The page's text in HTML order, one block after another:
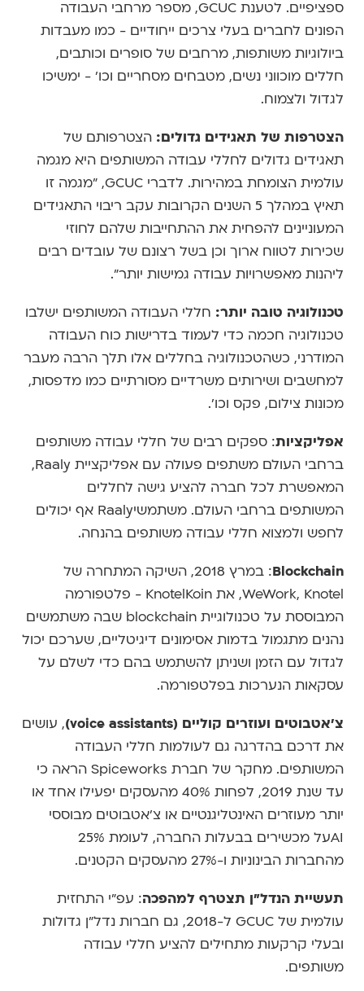
ספציפיים. לטענת GCUC, מספר מרחבי העבודה
הפונים לחברים בעלי צרכים ייחודיים - כמו מעבדות
ביולוגיות משותפות, מרחבים של סופרים וכותבים,
חללים מוכווני נשים, מטבחים מסחריים וכו' - ימשיכו
לגדול ולצמוח.
הצטרפות של תאגידים גדולים: הצטרפותם של
תאגידים גדולים לחללי עבודה המשותפים היא מגמה
עולמית הצומחת במהירות. לדברי GCUC, "מגמה זו
תאיץ במהלך 5 השנים הקרובות עקב ריבוי התאגידים
המעוניינים להפחית את ההתחייבות שלהם לחוזי
שכירות לטווח ארוך וכן בשל רצונם של עובדים רבים
ליהנות מאפשרויות עבודה גמישות יותר".
טכנולוגיה טובה יותר: חללי העבודה המשותפים ישלבו
טכנולוגיה חכמה כדי לעמוד בדרישות כוח העבודה
המודרני, כשהטכנולוגיה בחללים אלו תלך הרבה מעבר
למחשבים ושירותים משרדיים מסורתיים כמו מדפסות,
מכונות צילום, פקס וכו'.
אפליקציות: ספקים רבים של חללי עבודה משותפים
ברחבי העולם משתפים פעולה עם אפליקציית Raaly,
המאפשרת לכל חברה להציע גישה לחללים
המשותפים ברחבי העולם. משתמשיRaaly אף יכולים
לחפש ולמצוא חללי עבודה משותפים בהנחה.
Blockchain
: במרץ 2018, השיקה המתחרה של
WeWork, Knotel, את KnotelKoin - פלטפורמה
המבוססת על טכנולוגיית blockchain שבה משתמשים
נהנים מתגמול בדמות אסימונים דיגיטליים, שערכם יכול
לגדול עם הזמן ושניתן להשתמש בהם כדי לשלם על
עסקאות הנערכות בפלטפורמה.
צ'אטבוטים ועוזרים קוליים (voice assistants)
, עושים
את דרכם בהדרגה גם לעולמות חללי העבודה
המשותפים. מחקר של חברת Spiceworks הראה כי
עד שנת 2019, לפחות 40% מהעסקים יפעילו אחד או
יותר מעוזרים האינטליגנטיים או צ'אטבוטים מבוססי
AIעל מכשירים בבעלות החברה, לעומת 25%
מהחברות הבינוניות ו-27% מהעסקים הקטנים.
תעשיית הנדל"ן תצטרף למהפכה: עפ"י התחזית
עולמית של GCUC ל-2018, גם חברות נדל"ן גדולות
ובעלי קרקעות מתחילים להציע חללי עבודה
משותפים.